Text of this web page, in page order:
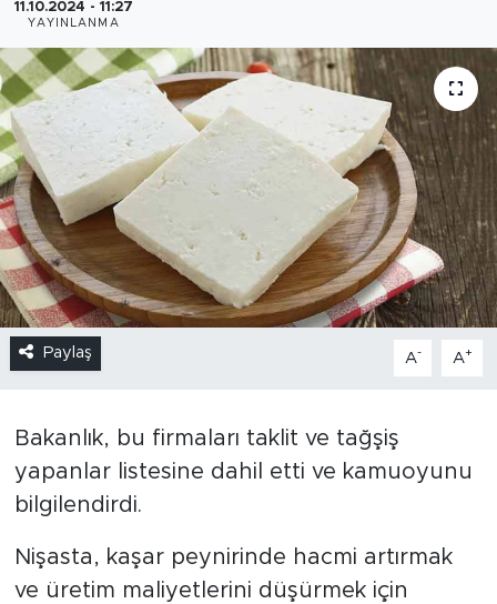
11.10.2024 - 11:27
YAYINLANMA
Paylaş A- A+
Bakanlık, bu firmaları taklit ve tağşiş
yapanlar listesine dahil etti ve kamuoyunu
bilgilendirdi.
Nişasta, kaşar peynirinde hacmi artırmak
ve üretim maliyetlerini düşürmek için